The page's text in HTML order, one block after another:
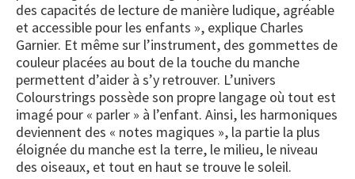
des capacités de lecture de manière ludique, agréable
et accessible pour les enfants », explique Charles
Garnier. Et même sur l’instrument, des gommettes de
couleur placées au bout de la touche du manche
permettent d’aider à s’y retrouver. L’univers
Colourstrings possède son propre langage où tout est
imagé pour « parler » à l’enfant. Ainsi, les harmoniques
deviennent des « notes magiques », la partie la plus
éloignée du manche est la terre, le milieu, le niveau
des oiseaux, et tout en haut se trouve le soleil.